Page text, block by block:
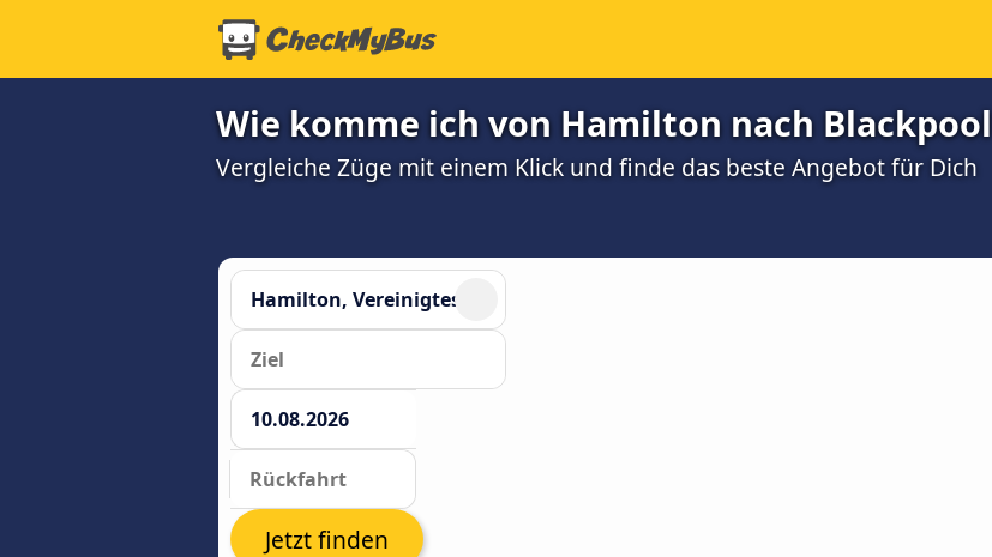
Wie komme ich von Hamilton nach Blackpool
Vergleiche Züge mit einem Klick und finde das beste Angebot für Dich
Jetzt finden